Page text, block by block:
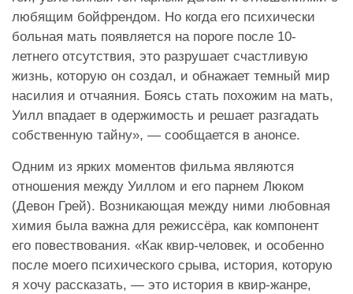
любящим бойфрендом. Но когда его психически
больная мать появляется на пороге после 10-
летнего отсутствия, это разрушает счастливую
жизнь, которую он создал, и обнажает темный мир
насилия и отчаяния. Боясь стать похожим на мать,
Уилл впадает в одержимость и решает разгадать
собственную тайну», — сообщается в анонсе.
Одним из ярких моментов фильма являются
отношения между Уиллом и его парнем Люком
(Девон Грей). Возникающая между ними любовная
химия была важна для режиссёра, как компонент
его повествования. «Как квир-человек, и особенно
после моего психического срыва, история, которую
я хочу рассказать, — это история в квир-жанре,